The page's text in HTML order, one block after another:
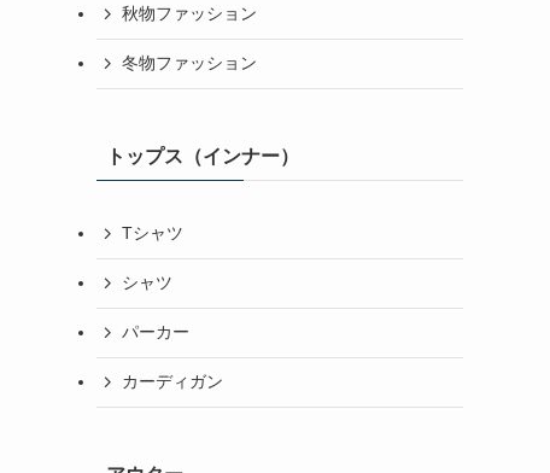
秋物ファッション
冬物ファッション
トップス（インナー）
Tシャツ
シャツ
パーカー
カーディガン